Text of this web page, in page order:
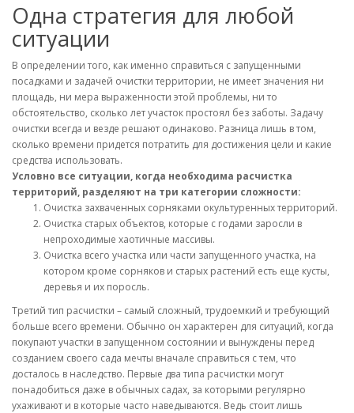
Одна стратегия для любой
ситуации
В определении того, как именно справиться с запущенными
посадками и задачей очистки территории, не имеет значения ни
площадь, ни мера выраженности этой проблемы, ни то
обстоятельство, сколько лет участок простоял без заботы. Задачу
очистки всегда и везде решают одинаково. Разница лишь в том,
сколько времени придется потратить для достижения цели и какие
средства использовать.
Условно все ситуации, когда необходима расчистка
территорий, разделяют на три категории сложности:
Очистка захваченных сорняками окультуренных территорий.
Очистка старых объектов, которые с годами заросли в
непроходимые хаотичные массивы.
Очистка всего участка или части запущенного участка, на
котором кроме сорняков и старых растений есть еще кусты,
деревья и их поросль.
Третий тип расчистки – самый сложный, трудоемкий и требующий
больше всего времени. Обычно он характерен для ситуаций, когда
покупают участки в запущенном состоянии и вынуждены перед
созданием своего сада мечты вначале справиться с тем, что
досталось в наследство. Первые два типа расчистки могут
понадобиться даже в обычных садах, за которыми регулярно
ухаживают и в которые часто наведываются. Ведь стоит лишь